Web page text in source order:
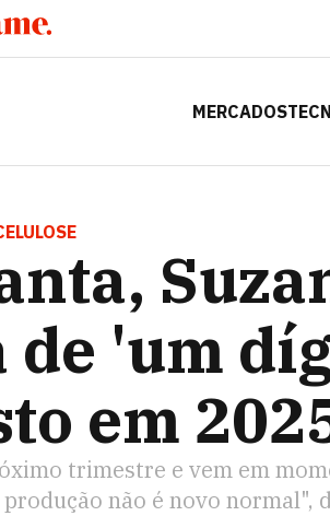
MERCADOS
de 'um
em
trimestre e vem em
não é novo normal",